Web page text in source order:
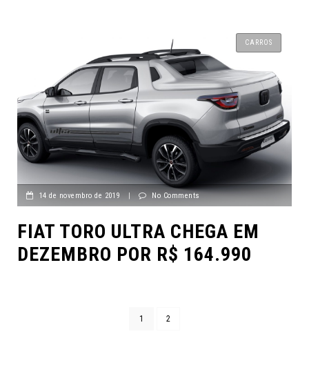
CARROS
14 de novembro de 2019 | No Comments
FIAT TORO ULTRA CHEGA EM
DEZEMBRO POR R$ 164.990
1 2